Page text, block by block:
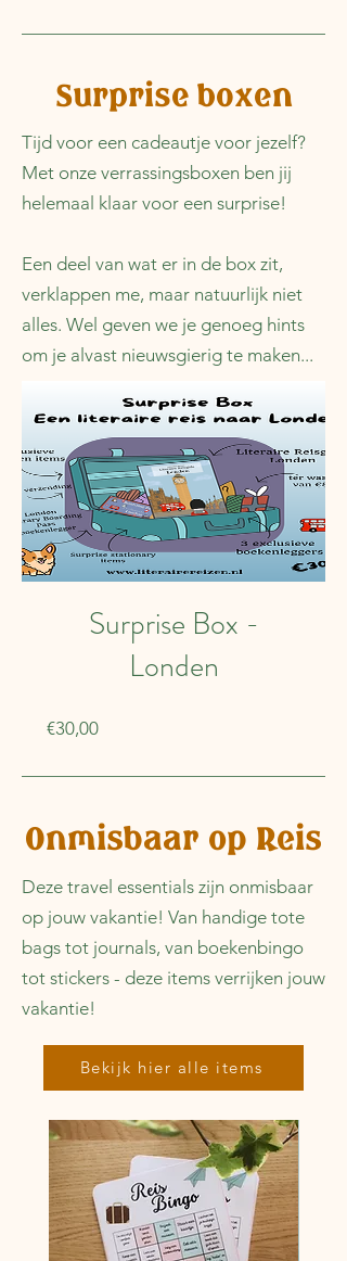
Surprise boxen
Tijd voor een cadeautje voor jezelf?
Met onze verrassingsboxen ben jij
helemaal klaar voor een surprise!
Een deel van wat er in de box zit,
verklappen me, maar natuurlijk niet
alles. Wel geven we je genoeg hints
om je alvast nieuwsgierig te maken...
Surprise Box -
Londen
€30,00Prijs
Onmisbaar op Reis
Deze travel essentials zijn onmisbaar
op jouw vakantie! Van handige tote
bags tot journals, van boekenbingo
tot stickers - deze items verrijken jouw
vakantie!
Bekijk hier alle items